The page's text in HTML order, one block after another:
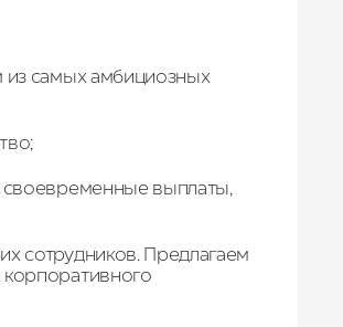
из самых амбициозных
своевременные выплаты,
сотрудников. Предлагаем